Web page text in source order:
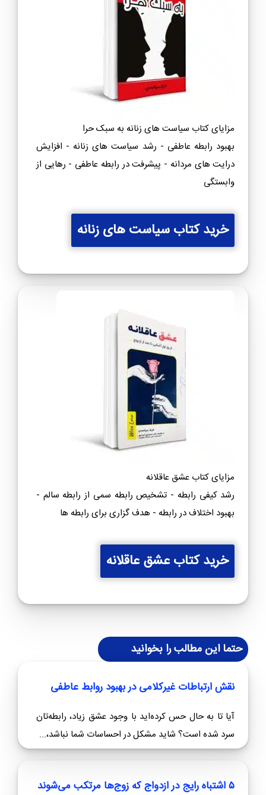
مزایای کتاب سیاست های زنانه به سبک حرا
بهبود رابطه عاطفی - رشد سیاست های زنانه - افزایش
درایت های مردانه - پیشرفت در رابطه عاطفی - رهایی از
وابستگی
خرید کتاب سیاست های زنانه
مزایای کتاب عشق عاقلانه
رشد کیفی رابطه - تشخیص رابطه سمی از رابطه سالم -
بهبود اختلاف در رابطه - هدف گزاری برای رابطه ها
خرید کتاب عشق عاقلانه
حتما این مطالب را بخوانید
نقش ارتباطات غیرکلامی در بهبود روابط عاطفی
آیا تا به حال حس کرده‌اید با وجود عشق زیاد، رابطه‌تان
سرد شده است؟ شاید مشکل در احساسات شما نباشد،...
۵ اشتباه رایج در ازدواج که زوج‌ها مرتکب می‌شوند